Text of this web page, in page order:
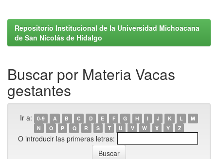
Repositorio Institucional de la Universidad Michoacana
de San Nicolás de Hidalgo
Buscar por Materia Vacas
gestantes
Ir a: 0-9 A B C D E F G H I J K L
M
N
O P Q R S T U V W X Y Z
O introducir las primeras letras: